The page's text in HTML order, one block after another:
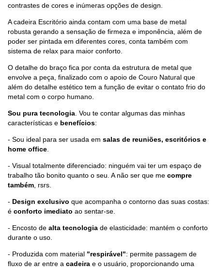
contrastes de cores e inúmeras opções de design.
A cadeira Escritório ainda contam com uma base de metal
robusta gerando a sensação de firmeza e imponência, além de
poder ser pintada em diferentes cores, conta também com
sistema de relax para maior conforto.
O detalhe do braço fica por conta da estrutura de metal que
envolve a peça, finalizado com o apoio de Couro Natural que
além do detalhe estético tem a função de evitar o contato frio do
metal com o corpo humano.
Sou pura tecnologia . Vou te contar algumas das minhas
características e benefícios:
- Sou ideal para ser usada em salas de reuniões, escritórios e
home office
- Visual totalmente diferenciado: ninguém vai ter um espaço de
trabalho tão bonito quanto o seu. A não ser que me compre
também , rsrs.
- Design exclusivo que acompanha o contorno das suas costas:
é conforto imediato ao sentar-se.
- Encosto de alta tecnologia de elasticidade: mantém o conforto
durante o uso.
- Produzida com material "respirável": permite passagem de
fluxo de ar entre a cadeira e o usuário, proporcionando uma